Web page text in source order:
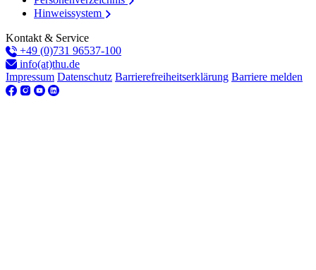
Hinweissystem
Kontakt & Service
+49 (0)731 96537-100
info(at)thu.de
Impressum Datenschutz Barrierefreiheitserklärung Barriere melden